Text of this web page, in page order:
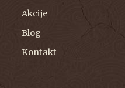
Akcije
Blog
Kontakt